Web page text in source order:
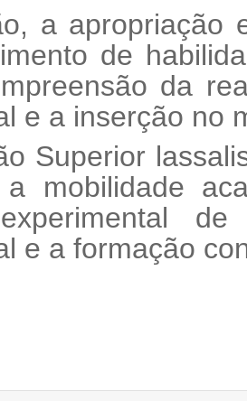
a apropriação
de
da
e a inserção no
Superior
a mobilidade
e a formação